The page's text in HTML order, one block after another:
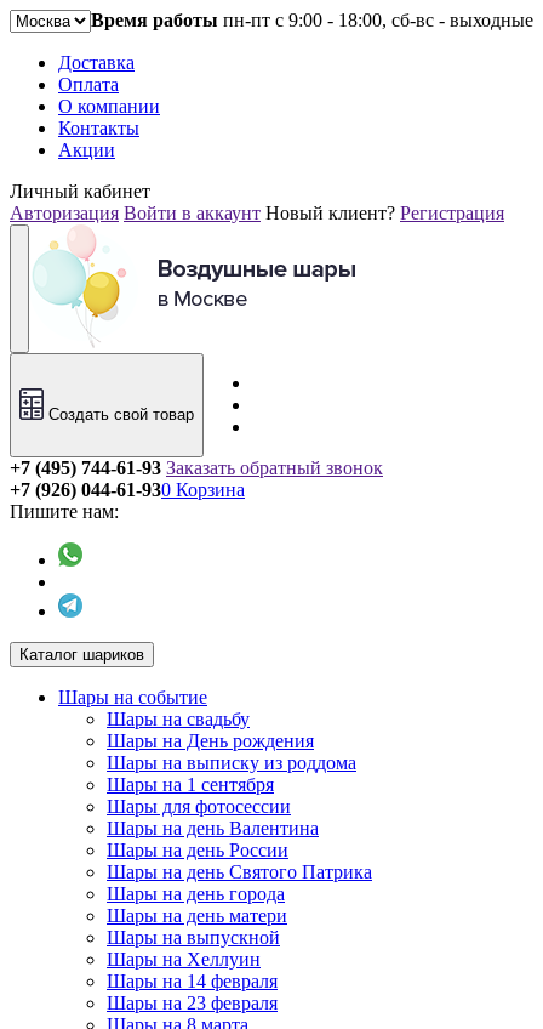
Время работы пн-пт с 9:00 - 18:00, сб-вс - выходные
Доставка
Оплата
О компании
Контакты
Акции
Личный кабинет
Авторизация Войти в аккаунт Новый клиент? Регистрация
Создать свой товар
+7 (495) 744-61-93 Заказать обратный звонок
+7 (926) 044-61-93
Пишите нам:
0 Корзина
Каталог шариков
Шары на событие
Шары на свадьбу
Шары на День рождения
Шары на выписку из роддома
Шары на 1 сентября
Шары для фотосессии
Шары на день Валентина
Шары на день России
Шары на день Святого Патрика
Шары на день города
Шары на день матери
Шары на выпускной
Шары на Хеллуин
Шары на 14 февраля
Шары на 23 февраля
Шары на 8 марта